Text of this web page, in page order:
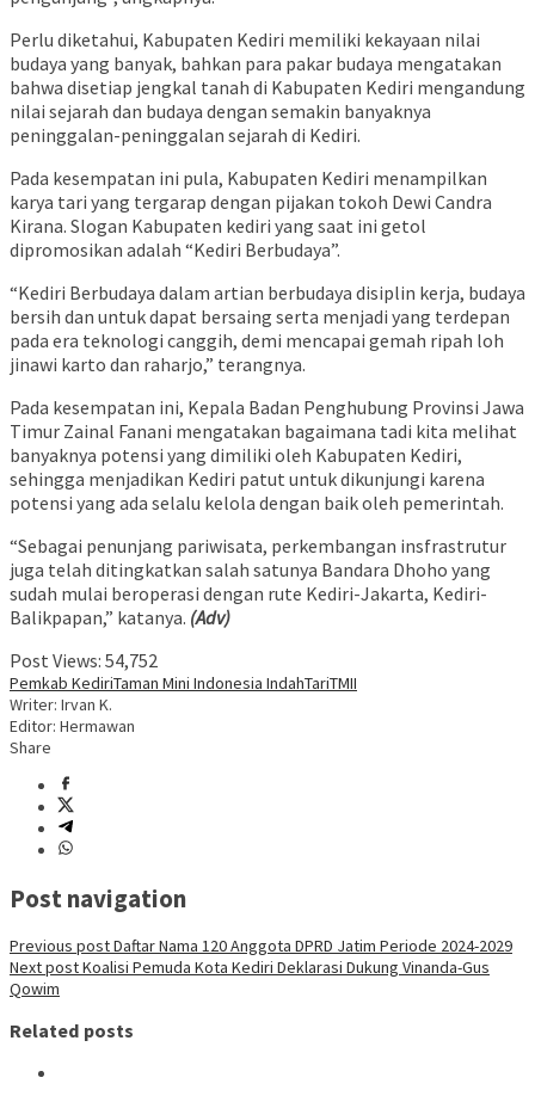
Perlu diketahui, Kabupaten Kediri memiliki kekayaan nilai
budaya yang banyak, bahkan para pakar budaya mengatakan
bahwa disetiap jengkal tanah di Kabupaten Kediri mengandung
nilai sejarah dan budaya dengan semakin banyaknya
peninggalan-peninggalan sejarah di Kediri.
Pada kesempatan ini pula, Kabupaten Kediri menampilkan
karya tari yang tergarap dengan pijakan tokoh Dewi Candra
Kirana. Slogan Kabupaten kediri yang saat ini getol
dipromosikan adalah “Kediri Berbudaya”.
“Kediri Berbudaya dalam artian berbudaya disiplin kerja, budaya
bersih dan untuk dapat bersaing serta menjadi yang terdepan
pada era teknologi canggih, demi mencapai gemah ripah loh
jinawi karto dan raharjo,” terangnya.
Pada kesempatan ini, Kepala Badan Penghubung Provinsi Jawa
Timur Zainal Fanani mengatakan bagaimana tadi kita melihat
banyaknya potensi yang dimiliki oleh Kabupaten Kediri,
sehingga menjadikan Kediri patut untuk dikunjungi karena
potensi yang ada selalu kelola dengan baik oleh pemerintah.
“Sebagai penunjang pariwisata, perkembangan insfrastrutur
juga telah ditingkatkan salah satunya Bandara Dhoho yang
sudah mulai beroperasi dengan rute Kediri-Jakarta, Kediri-
Balikpapan,” katanya. (Adv)
Post Views: 54,752
Pemkab KediriTaman Mini Indonesia IndahTariTMII
Writer: Irvan K.
Editor: Hermawan
Share
Post navigation
Previous postDaftar Nama 120 Anggota DPRD Jatim Periode 2024-2029
Next postKoalisi Pemuda Kota Kediri Deklarasi Dukung Vinanda-Gus
Qowim
Related posts